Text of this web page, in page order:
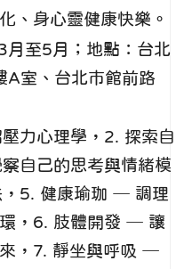
、身心靈健康快樂。
至5月；地點：台北
室、台北巿館前路
力心理學，2. 探索自
自己的思考與情緒模
，5. 健康瑜珈 ─ 調理
，6. 肢體開發 ─ 讓
，7. 靜坐與呼吸 ─